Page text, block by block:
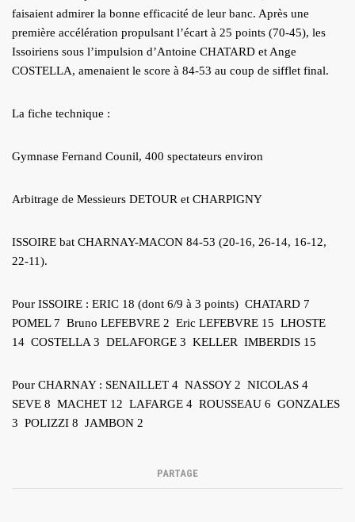
faisaient admirer la bonne efficacité de leur banc. Après une
première accélération propulsant l’écart à 25 points (70-45), les
Issoiriens sous l’impulsion d’Antoine CHATARD et Ange
COSTELLA, amenaient le score à 84-53 au coup de sifflet final.
La fiche technique :
Gymnase Fernand Counil, 400 spectateurs environ
Arbitrage de Messieurs DETOUR et CHARPIGNY
ISSOIRE bat CHARNAY-MACON 84-53 (20-16, 26-14, 16-12,
22-11).
Pour ISSOIRE : ERIC 18 (dont 6/9 à 3 points) CHATARD 7
POMEL 7 Bruno LEFEBVRE 2 Eric LEFEBVRE 15 LHOSTE
14 COSTELLA 3 DELAFORGE 3 KELLER IMBERDIS 15
Pour CHARNAY : SENAILLET 4 NASSOY 2 NICOLAS 4
SEVE 8 MACHET 12 LAFARGE 4 ROUSSEAU 6 GONZALES
3 POLIZZI 8 JAMBON 2
PARTAGE